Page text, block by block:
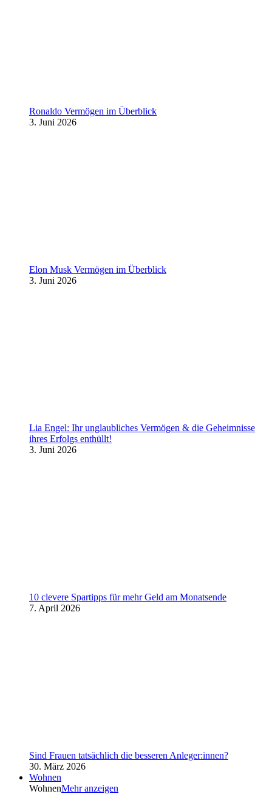
Ronaldo Vermögen im Überblick
3. Juni 2026
Elon Musk Vermögen im Überblick
3. Juni 2026
Lia Engel: Ihr unglaubliches Vermögen & die Geheimnisse
ihres Erfolgs enthüllt!
3. Juni 2026
10 clevere Spartipps für mehr Geld am Monatsende
7. April 2026
Sind Frauen tatsächlich die besseren Anleger:innen?
30. März 2026
Wohnen
WohnenMehr anzeigen